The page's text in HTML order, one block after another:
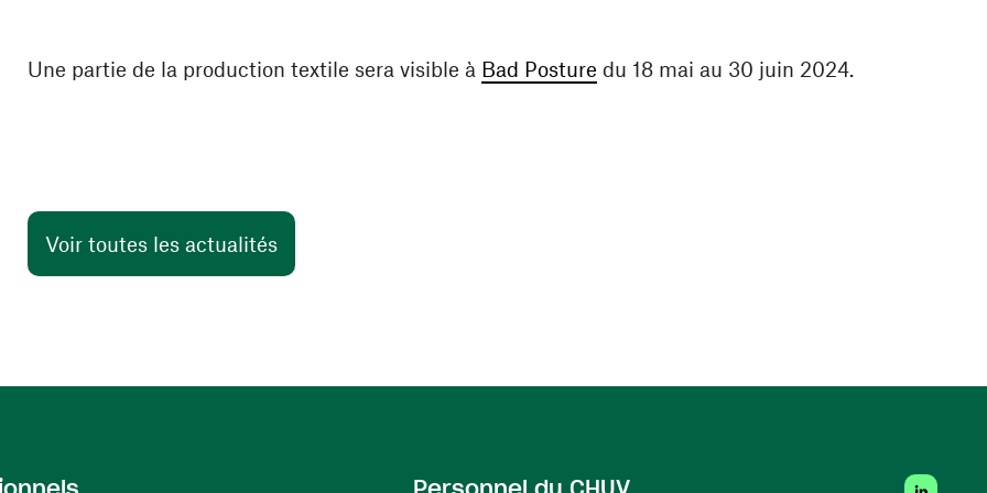
Une partie de la production textile sera visible à Bad Posture (ouvre une nouvelle fenêtre)
du 18 mai au 30 juin 2024.
Voir toutes les actualités